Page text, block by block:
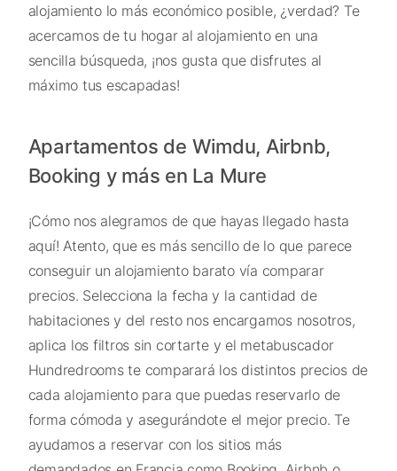
alojamiento lo más económico posible, ¿verdad? Te
acercamos de tu hogar al alojamiento en una
sencilla búsqueda, ¡nos gusta que disfrutes al
máximo tus escapadas!
Apartamentos de Wimdu, Airbnb,
Booking y más en La Mure
¡Cómo nos alegramos de que hayas llegado hasta
aquí! Atento, que es más sencillo de lo que parece
conseguir un alojamiento barato vía comparar
precios. Selecciona la fecha y la cantidad de
habitaciones y del resto nos encargamos nosotros,
aplica los filtros sin cortarte y el metabuscador
Hundredrooms te comparará los distintos precios de
cada alojamiento para que puedas reservarlo de
forma cómoda y asegurándote el mejor precio. Te
ayudamos a reservar con los sitios más